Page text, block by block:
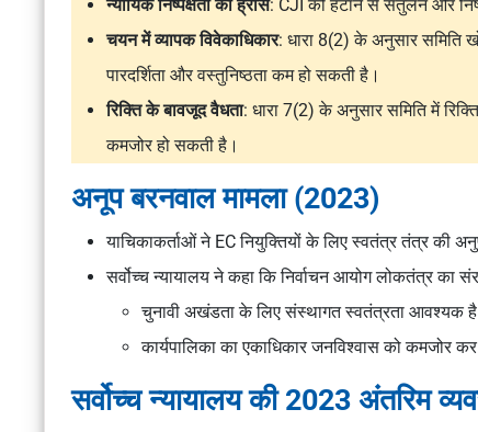
न्यायिक निष्पक्षता का ह्रास: CJI को हटाने से संतुलन और
चयन में व्यापक विवेकाधिकार: धारा 8(2) के अनुसार समिति
पारदर्शिता और वस्तुनिष्ठता कम हो सकती है।
रिक्ति के बावजूद वैधता: धारा 7(2) के अनुसार समिति में
कमजोर हो सकती है।
अनूप बरनवाल मामला (2023)
याचिकाकर्ताओं ने EC नियुक्तियों के लिए स्वतंत्र तंत्र की
सर्वोच्च न्यायालय ने कहा कि निर्वाचन आयोग लोकतंत्र का
चुनावी अखंडता के लिए संस्थागत स्वतंत्रता आवश्यक
कार्यपालिका का एकाधिकार जनविश्वास को कमजोर
सर्वोच्च न्यायालय की 2023 अंतरिम